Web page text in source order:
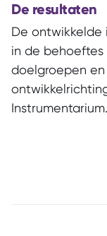
De resultaten
De
in de behoeftes
doelgroepen
Instrumentarium.